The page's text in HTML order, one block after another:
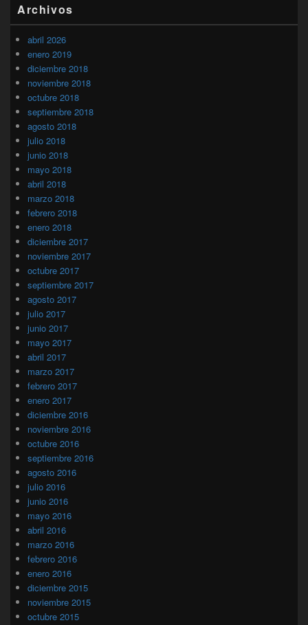
Archivos
abril 2026
enero 2019
diciembre 2018
noviembre 2018
octubre 2018
septiembre 2018
agosto 2018
julio 2018
junio 2018
mayo 2018
abril 2018
marzo 2018
febrero 2018
enero 2018
diciembre 2017
noviembre 2017
octubre 2017
septiembre 2017
agosto 2017
julio 2017
junio 2017
mayo 2017
abril 2017
marzo 2017
febrero 2017
enero 2017
diciembre 2016
noviembre 2016
octubre 2016
septiembre 2016
agosto 2016
julio 2016
junio 2016
mayo 2016
abril 2016
marzo 2016
febrero 2016
enero 2016
diciembre 2015
noviembre 2015
octubre 2015